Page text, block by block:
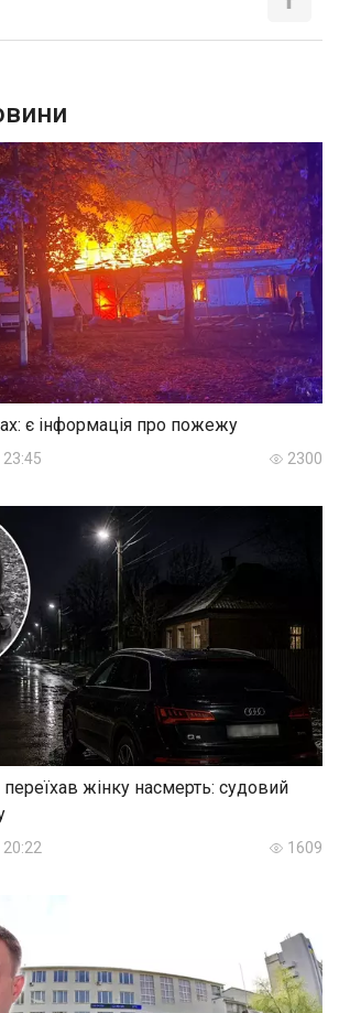
є інформація про пожежу
2300
переїхав жінку насмерть: судовий
1609